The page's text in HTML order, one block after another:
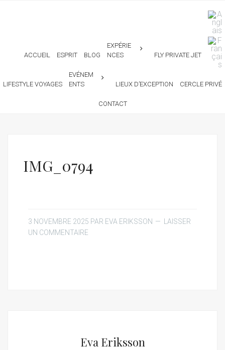
ACCUEIL ESPRIT BLOG
EXPÉRIE
NCES
FLY PRIVATE JET
LIFESTYLE VOYAGES
EVÉNEM
ENTS
LIEUX D’EXCEPTION CERCLE PRIVÉ
CONTACT
IMG_0794
3 NOVEMBRE 2025 PAR EVA ERIKSSON
LAISSER
UN COMMENTAIRE
Eva Eriksson